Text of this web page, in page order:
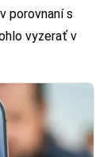
porovnaní s
vyzerať v